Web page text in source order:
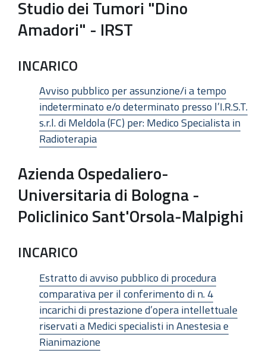
Studio dei Tumori "Dino
Amadori" - IRST
INCARICO
Avviso pubblico per assunzione/i a tempo
indeterminato e/o determinato presso l’I.R.S.T.
s.r.l. di Meldola (FC) per: Medico Specialista in
Radioterapia
Azienda Ospedaliero-
Universitaria di Bologna -
Policlinico Sant'Orsola-Malpighi
INCARICO
Estratto di avviso pubblico di procedura
comparativa per il conferimento di n. 4
incarichi di prestazione d’opera intellettuale
riservati a Medici specialisti in Anestesia e
Rianimazione